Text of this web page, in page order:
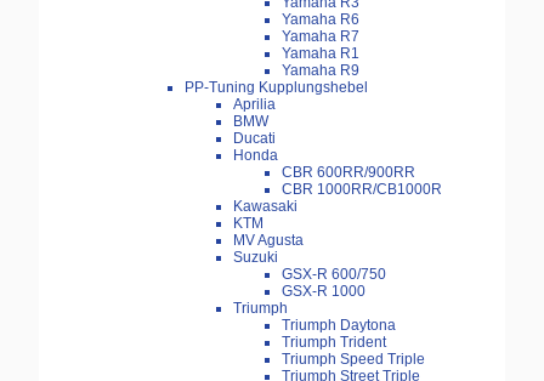
Yamaha R6
Yamaha R7
Yamaha R1
Yamaha R9
PP-Tuning Kupplungshebel
Aprilia
BMW
Ducati
Honda
CBR 600RR/900RR
CBR 1000RR/CB1000R
Kawasaki
KTM
MV Agusta
Suzuki
GSX-R 600/750
GSX-R 1000
Triumph
Triumph Daytona
Triumph Trident
Triumph Speed Triple
Triumph Street Triple